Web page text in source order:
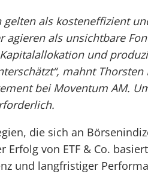
gelten als kosteneffizient
agieren als unsichtbare
und
mahnt
bei Moventum AM.
die sich an
Erfolg von ETF & Co.
und langfristiger